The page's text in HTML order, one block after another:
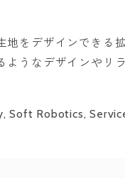
地をデザインできる
ようなデザインやリ
Soft Robotics,